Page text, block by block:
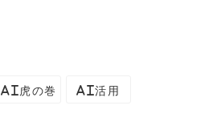
AI虎の巻 AI活用